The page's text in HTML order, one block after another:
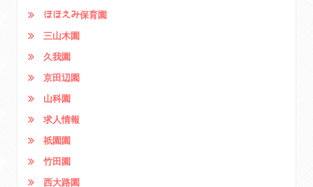
ほほえみ保育園
三山木園
久我園
京田辺園
山科園
求人情報
祇園園
竹田園
西大路園